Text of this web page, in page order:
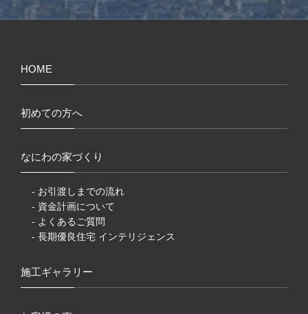
HOME
初めての方へ
なにわの家づくり
- お引渡しまでの流れ
- 資金計画について
- よくあるご質問
- 長期優良住宅 インテリジェンス
施工ギャラリー